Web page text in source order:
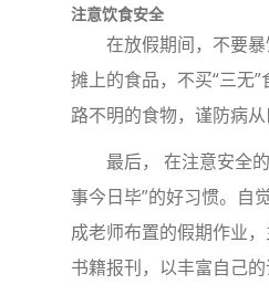
注意饮食安全
在放假期间，不要
摊上的食品，不买“三无
路不明的食物，谨防病从
最后， 在注意安全
事今日毕”的好习惯。自
成老师布置的假期作业
书籍报刊，以丰富自己的